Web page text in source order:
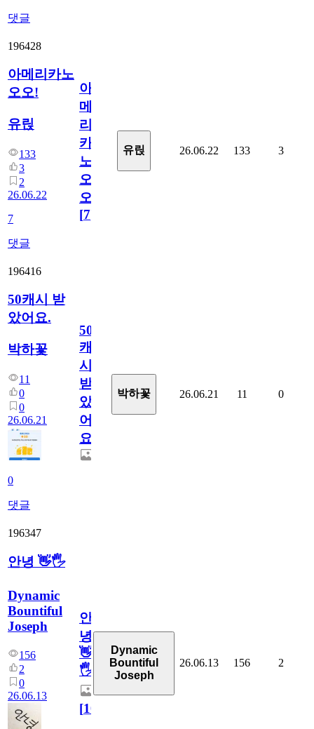
댓글
196428
아메리카노
오오!
유릱
133
3
2
26.06.22
7
댓글
아
메
리
카
노
오
오!
[7]
유릱 26.06.22 133 3
196416
50캐시 받
았어요.
박하꽃
11
0
0
26.06.21
0
댓글
50
캐
시
받
았
어
요.
박하꽃 26.06.21 11 0
196347
안녕 👋🖐
Dynamic
Bountiful
Joseph
156
2
0
26.06.13
안
녕
👋
🖐
[10
Dynamic
Bountiful
Joseph
26.06.13 156 2